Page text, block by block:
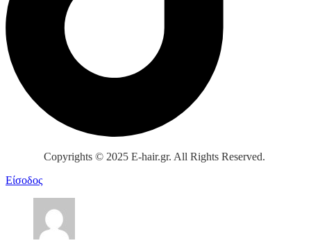
Copyrights © 2025 E-hair.gr. All Rights Reserved.
Είσοδος